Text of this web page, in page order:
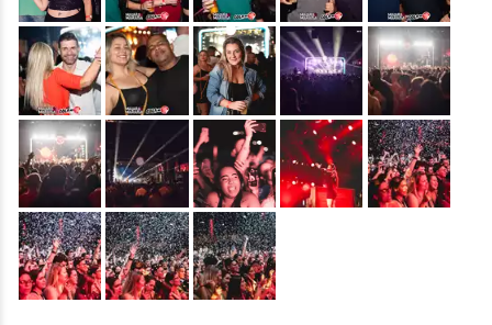
&nbsp; &nbsp; &nbsp; &nbsp; &nbsp;
&nbsp; &nbsp; &nbsp; &nbsp; &nbsp;
&nbsp; &nbsp; &nbsp;